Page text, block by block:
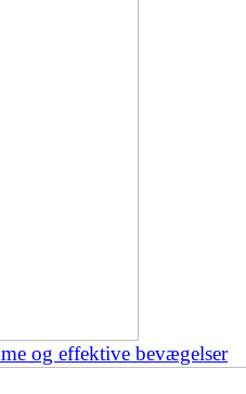
og effektive bevægelser